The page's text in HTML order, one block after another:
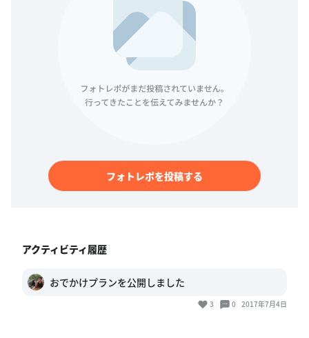
フォトレポを投稿する
アクティビティ履歴
おでかけプランを公開しました
3 0 2017年7月4日